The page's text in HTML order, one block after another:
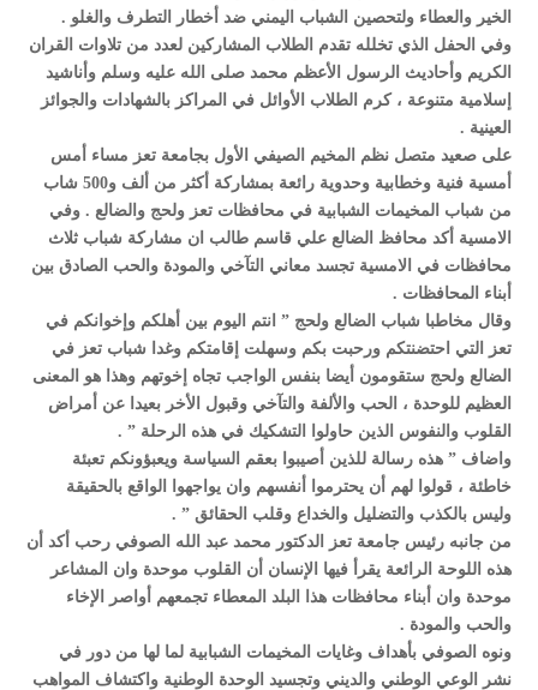
الخير والعطاء ولتحصين الشباب اليمني ضد أخطار التطرف والغلو .
وفي الحفل الذي تخلله تقدم الطلاب المشاركين لعدد من تلاوات القران
الكريم وأحاديث الرسول الأعظم محمد صلى الله عليه وسلم وأناشيد
إسلامية متنوعة ، كرم الطلاب الأوائل في المراكز بالشهادات والجوائز
العينية .
على صعيد متصل نظم المخيم الصيفي الأول بجامعة تعز مساء أمس
أمسية فنية وخطابية وحدوية رائعة بمشاركة أكثر من ألف و500 شاب
من شباب المخيمات الشبابية في محافظات تعز ولحج والضالع . وفي
الامسية أكد محافظ الضالع علي قاسم طالب ان مشاركة شباب ثلاث
محافظات في الامسية تجسد معاني التآخي والمودة والحب الصادق بين
أبناء المحافظات .
وقال مخاطبا شباب الضالع ولحج ” انتم اليوم بين أهلكم وإخوانكم في
تعز التي احتضنتكم ورحبت بكم وسهلت إقامتكم وغدا شباب تعز في
الضالع ولحج ستقومون أيضا بنفس الواجب تجاه إخوتهم وهذا هو المعنى
العظيم للوحدة ، الحب والألفة والتآخي وقبول الأخر بعيدا عن أمراض
القلوب والنفوس الذين حاولوا التشكيك في هذه الرحلة ” .
واضاف ” هذه رسالة للذين أصيبوا بعقم السياسة ويعبؤونكم تعبئة
خاطئة ، قولوا لهم أن يحترموا أنفسهم وان يواجهوا الواقع بالحقيقة
وليس بالكذب والتضليل والخداع وقلب الحقائق ” .
من جانبه رئيس جامعة تعز الدكتور محمد عبد الله الصوفي رحب أكد أن
هذه اللوحة الرائعة يقرأ فيها الإنسان أن القلوب موحدة وان المشاعر
موحدة وان أبناء محافظات هذا البلد المعطاء تجمعهم أواصر الإخاء
والحب والمودة .
ونوه الصوفي بأهداف وغايات المخيمات الشبابية لما لها من دور في
نشر الوعي الوطني والديني وتجسيد الوحدة الوطنية واكتشاف المواهب